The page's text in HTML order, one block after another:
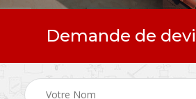
Demande de